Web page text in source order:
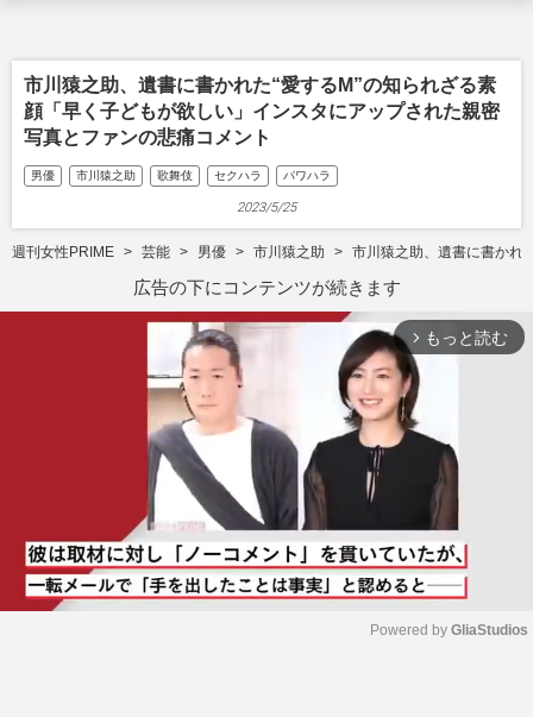
市川猿之助、遺書に書かれた“愛するM”の知られざる素
顔「早く子どもが欲しい」インスタにアップされた親密
写真とファンの悲痛コメント
男優 市川猿之助 歌舞伎 セクハラ パワハラ
2023/5/25
週刊女性PRIME 芸能 男優 市川猿之助 市川猿之助、遺書に書かれ
広告の下にコンテンツが続きます
arrow_forward_ios もっと読む
Powered by GliaStudios